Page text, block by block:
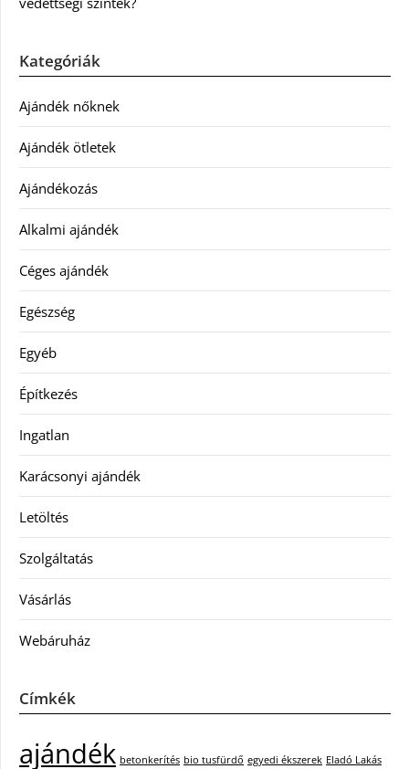
Kategóriák
Ajándék nőknek
Ajándék ötletek
Ajándékozás
Alkalmi ajándék
Céges ajándék
Egészség
Egyéb
Építkezés
Ingatlan
Karácsonyi ajándék
Letöltés
Szolgáltatás
Vásárlás
Webáruház
Címkék
ajándék betonkerítés bio tusfürdő egyedi ékszerek Eladó Lakás